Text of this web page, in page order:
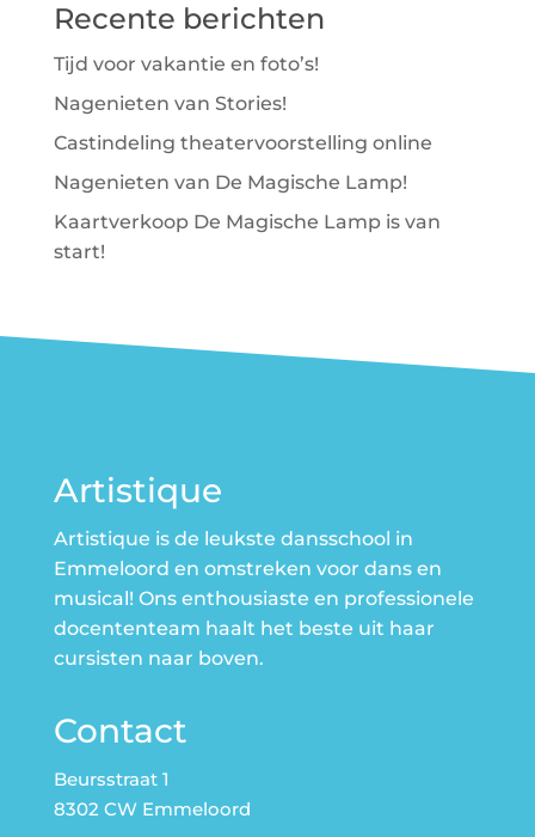
Rij
Stoel
6
aantal
Recente berichten
Tijd voor vakantie en foto’s!
Nagenieten van Stories!
Castindeling theatervoorstelling online
Nagenieten van De Magische Lamp!
Kaartverkoop De Magische Lamp is van
start!
Artistique
Artistique is de leukste dansschool in
Emmeloord en omstreken voor dans en
musical! Ons enthousiaste en professionele
docententeam haalt het beste uit haar
cursisten naar boven.
Contact
Beursstraat 1
8302 CW Emmeloord